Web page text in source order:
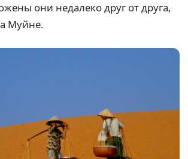
они недалеко друг от друга,
Муйне.